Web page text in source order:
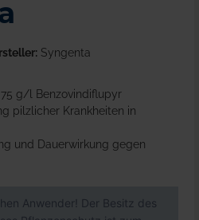
Syngenta
g/l Benzovindiflupyr
pilzlicher Krankheiten in
und Dauerwirkung gegen
Anwender! Der Besitz des